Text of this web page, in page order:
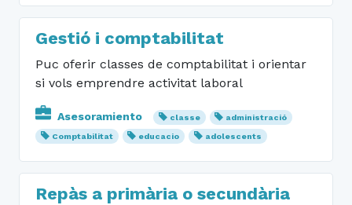
Gestió i comptabilitat
Puc oferir classes de comptabilitat i orientar
si vols emprendre activitat laboral
Asesoramiento classe
administració
Comptabilitat
educacio adolescents
Repàs a primària o secundària